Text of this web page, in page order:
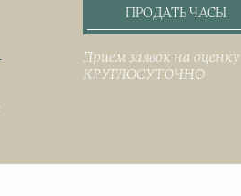
ПРОДАТЬ ЧАСЫ
Прием заявок на оценку
КРУГЛОСУТОЧНО